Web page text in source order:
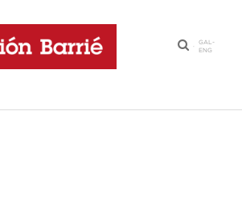
·
GAL-
ENG